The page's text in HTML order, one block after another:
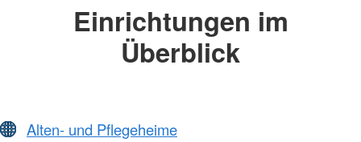
Einrichtungen im
Überblick
Alten- und Pflegeheime